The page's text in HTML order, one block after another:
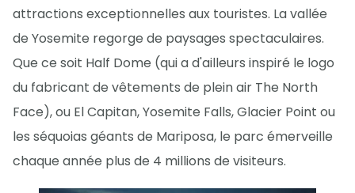
attractions exceptionnelles aux touristes. La vallée
de Yosemite regorge de paysages spectaculaires.
Que ce soit Half Dome (qui a d'ailleurs inspiré le logo
du fabricant de vêtements de plein air The North
Face), ou El Capitan, Yosemite Falls, Glacier Point ou
les séquoias géants de Mariposa, le parc émerveille
chaque année plus de 4 millions de visiteurs.